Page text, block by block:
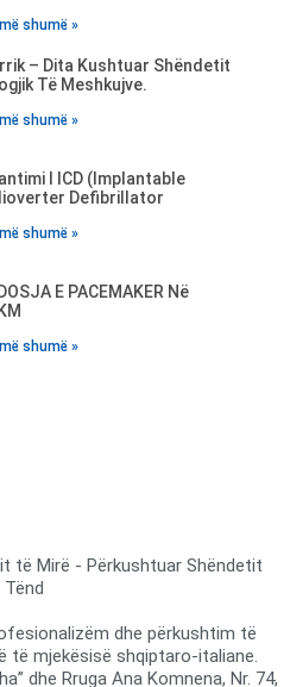
shumë »
– Dita Kushtuar Shëndetit
Të Meshkujve.
shumë »
I ICD (Implantable
Defibrillator
shumë »
E PACEMAKER Në
shumë »
të Mirë - Përkushtuar Shëndetit
Tënd
dhe përkushtim të
të mjekësisë shqiptaro-italiane.
dhe Rruga Ana Komnena, Nr. 74,